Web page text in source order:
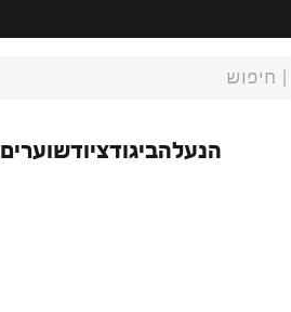
פתיחת חיפוש
הנעלהביגודציודשוערים